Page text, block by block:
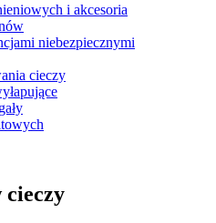
i akcesoria
niebezpiecznymi
cieczy
cieczy